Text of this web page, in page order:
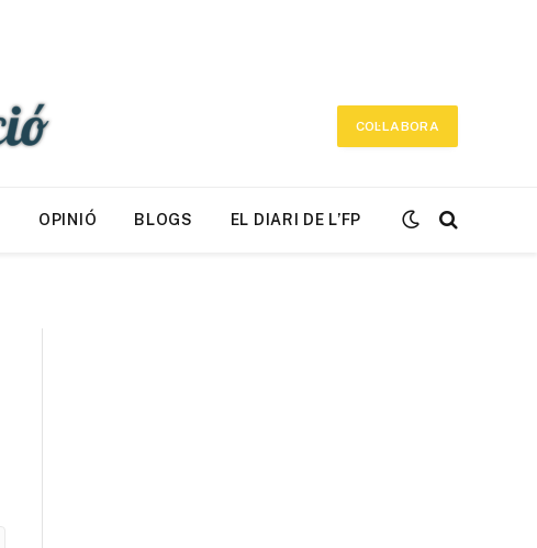
COL·LABORA
OPINIÓ BLOGS EL DIARI DE L’FP